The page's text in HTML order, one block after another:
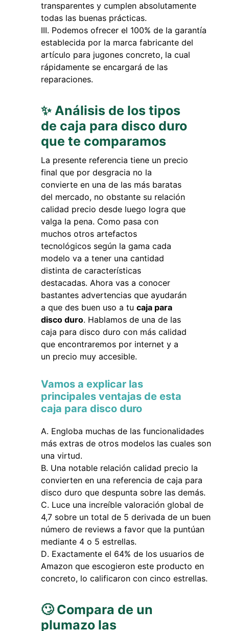
transparentes y cumplen absolutamente
todas las buenas prácticas.
Podemos ofrecer el 100% de la garantía
establecida por la marca fabricante del
artículo para jugones concreto, la cual
rápidamente se encargará de las
reparaciones.
✨ Análisis de los tipos
de caja para disco duro
que te comparamos
La presente referencia tiene un precio
final que por desgracia no la
convierte en una de las más baratas
del mercado, no obstante su relación
calidad precio desde luego logra que
valga la pena. Como pasa con
muchos otros artefactos
tecnológicos según la gama cada
modelo va a tener una cantidad
distinta de características
destacadas. Ahora vas a conocer
bastantes advertencias que ayudarán
a que des buen uso a tu caja para
disco duro. Hablamos de una de las
caja para disco duro con más calidad
que encontraremos por internet y a
un precio muy accesible.
Vamos a explicar las
principales ventajas de esta
caja para disco duro
Engloba muchas de las funcionalidades
más extras de otros modelos las cuales son
una virtud.
Una notable relación calidad precio la
convierten en una referencia de caja para
disco duro que despunta sobre las demás.
Luce una increíble valoración global de
4,7 sobre un total de 5 derivada de un buen
número de reviews a favor que la puntúan
mediante 4 o 5 estrellas.
Exactamente el 64% de los usuarios de
Amazon que escogieron este producto en
concreto, lo calificaron con cinco estrellas.
🙄 Compara de un
plumazo las